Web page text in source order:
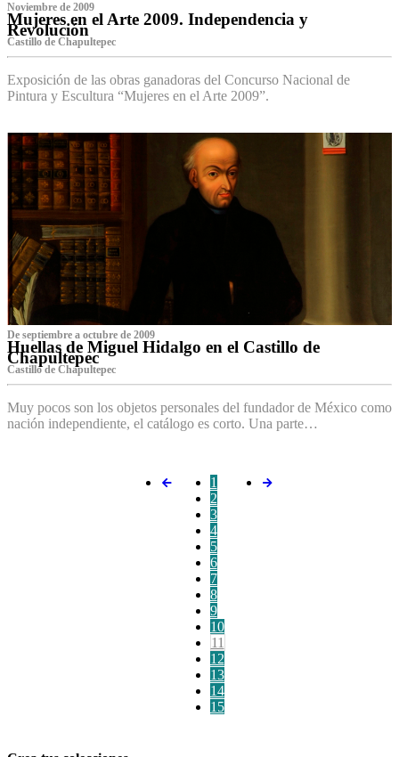
Noviembre de 2009
Mujeres en el Arte 2009. Independencia y
Revolución
Castillo de Chapultepec
Exposición de las obras ganadoras del Concurso Nacional de
Pintura y Escultura “Mujeres en el Arte 2009”.
De septiembre a octubre de 2009
Huellas de Miguel Hidalgo en el Castillo de
Chapultepec
Castillo de Chapultepec
Muy pocos son los objetos personales del fundador de México como
nación independiente, el catálogo es corto. Una parte…
1
2
3
4
5
6
7
8
9
10
11
12
13
14
15